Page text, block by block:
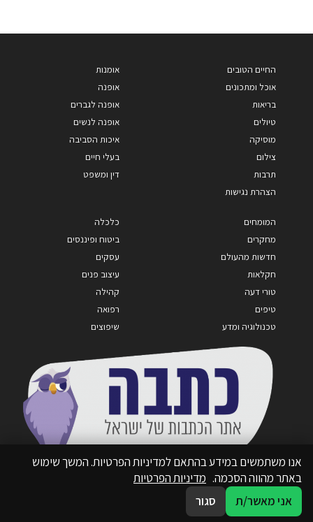
החיים הטובים
אוכל ומתכונים
בריאות
טיולים
מוסיקה
צילום
תרבות
הצהרת נגישות
אומנות
אופנה
אופנה לגברים
אופנה לנשים
איכות הסביבה
בעלי חיים
דין ומשפט
המומחים
מחקרים
חדשות מהעולם
חקלאות
טורי דעה
טיפים
טכנולוגיה ומדע
כלכלה
ביטוח ופיננסים
עסקים
עיצוב פנים
קהילה
רפואה
שיפוצים
אנו משתמשים במידע בהתאם למדיניות הפרטיות. המשך שימוש
באתר מהווה הסכמה. מדיניות הפרטיות
אני מאשר/ת
סגור